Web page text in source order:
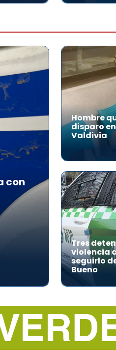
con
Hombre
disparo
Valdivia
Tres
violencia
seguirlo
Bueno